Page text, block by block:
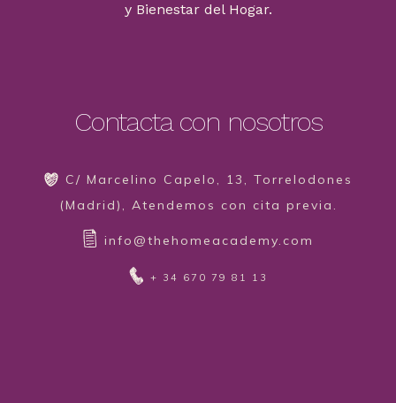
y Bienestar del Hogar.
Contacta con nosotros
C/ Marcelino Capelo, 13, Torrelodones
(Madrid), Atendemos con cita previa.
info@thehomeacademy.com
+ 34 670 79 81 13